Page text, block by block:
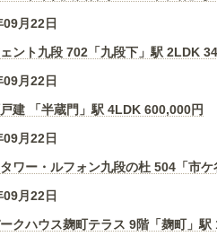
月22日
ント九段 702「九段下」駅 2LDK
月22日
建 「半蔵門」駅 4LDK 600,000円
月22日
ワー・ルフォン九段の杜 504「市
月22日
クハウス麹町テラス 9階「麹町」駅